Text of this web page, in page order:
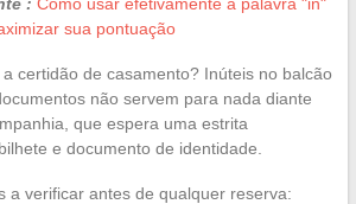
sua pontuação
certidão de casamento? Inúteis no balcão
não servem para nada diante
que espera uma estrita
e documento de identidade.
a verificar antes de qualquer reserva: